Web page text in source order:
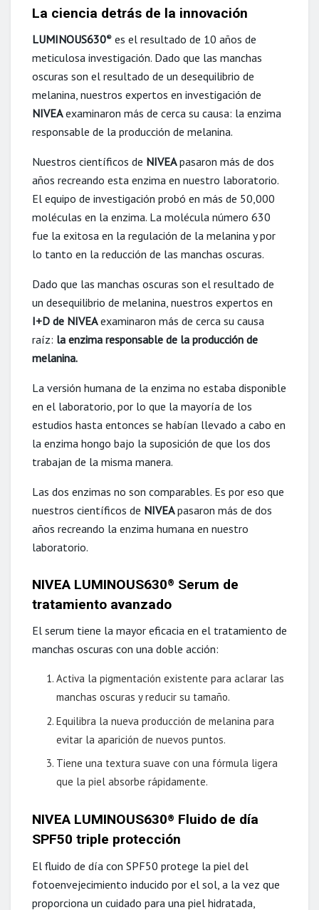
La ciencia detrás de la innovación
LUMINOUS630® es el resultado de 10 años de
meticulosa investigación. Dado que las manchas
oscuras son el resultado de un desequilibrio de
melanina, nuestros expertos en investigación de
NIVEAexaminaron más de cerca su causa: la enzima
responsable de la producción de melanina.
Nuestros científicos de NIVEApasaron más de dos
años recreando esta enzima en nuestro laboratorio.
El equipo de investigación probó en más de 50,000
moléculas en la enzima. La molécula número 630
fue la exitosa en la regulación de la melanina y por
lo tanto en la reducción de las manchas oscuras.
Dado que las manchas oscuras son el resultado de
un desequilibrio de melanina, nuestros expertos en
I+D de NIVEAexaminaron más de cerca su causa
raíz: la enzima responsable de la producción de
melanina.
La versión humana de la enzima no estaba disponible
en el laboratorio, por lo que la mayoría de los
estudios hasta entonces se habían llevado a cabo en
la enzima hongo bajo la suposición de que los dos
trabajan de la misma manera.
Las dos enzimas no son comparables. Es por eso que
nuestros científicos de NIVEApasaron más de dos
años recreando la enzima humana en nuestro
laboratorio.
NIVEA LUMINOUS630® Serum de
tratamiento avanzado
El serum tiene la mayor eficacia en el tratamiento de
manchas oscuras con una doble acción:
Activa la pigmentación existente para aclarar las
manchas oscuras y reducir su tamaño.
Equilibra la nueva producción de melanina para
evitar la aparición de nuevos puntos.
Tiene una textura suave con una fórmula ligera
que la piel absorbe rápidamente.
NIVEA LUMINOUS630® Fluido de día
SPF50 triple protección
El fluido de día con SPF50 protege la piel del
fotoenvejecimiento inducido por el sol, a la vez que
proporciona un cuidado para una piel hidratada,